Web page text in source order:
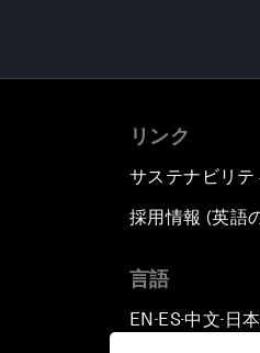
リンク
サステナビリ
採用情報 (英語
言語
EN ▪ES▪中文▪ 日